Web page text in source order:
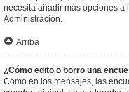
necesita añadir más opciones a
Administración.
Arriba
¿Cómo edito o borro una
Como en los mensajes, las